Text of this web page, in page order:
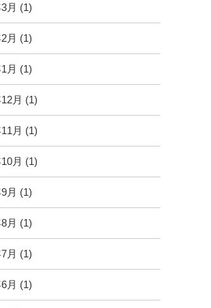
月 (1)
月 (1)
月 (1)
月 (1)
月 (1)
月 (1)
月 (1)
月 (1)
月 (1)
月 (1)